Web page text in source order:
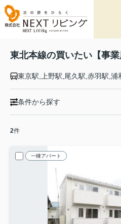
東北本線の買いたい【事
条件から探す
2件
一棟アパート